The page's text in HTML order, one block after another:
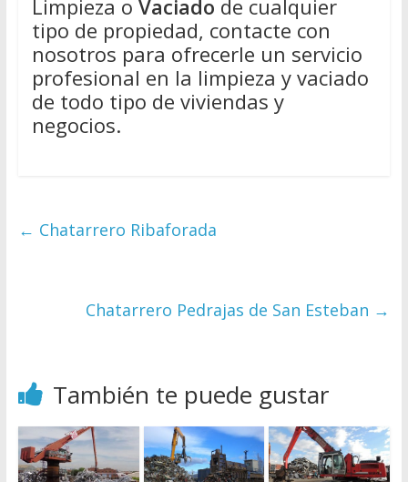
Limpieza o Vaciado de cualquier
tipo de propiedad, contacte con
nosotros para ofrecerle un servicio
profesional en la limpieza y vaciado
de todo tipo de viviendas y
negocios.
← Chatarrero Ribaforada
Chatarrero Pedrajas de San Esteban →
También te puede gustar